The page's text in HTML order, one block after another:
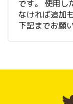
です。 使用し
なければ追加
下記までお願